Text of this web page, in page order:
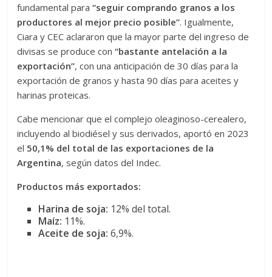
fundamental para“seguir comprando granos a los
productores al mejor precio posible”. Igualmente,
Ciara y CEC aclararon que la mayor parte del ingreso de
divisas se produce con“bastante antelación a la
exportación”, con una anticipación de 30 días para la
exportación de granos y hasta 90 días para aceites y
harinas proteicas.
Cabe mencionar que el complejo oleaginoso-cerealero,
incluyendo al biodiésel y sus derivados, aportó en 2023
el 50,1% del total de las exportaciones de la
Argentina, según datos del Indec.
Productos más exportados:
Harina de soja: 12% del total.
Maíz: 11%.
Aceite de soja: 6,9%.